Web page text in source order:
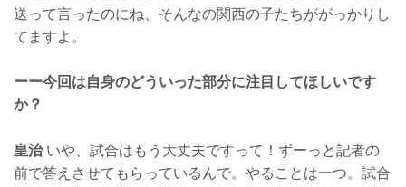
送って言ったのにね、そんなの関西の子たちががっかりし
てますよ。
ーー今回は自身のどういった部分に注目してほしいです
か？
皇治いや、試合はもう大丈夫ですって！ずーっと記者の
前で答えさせてもらっているんで。やることは一つ。試合